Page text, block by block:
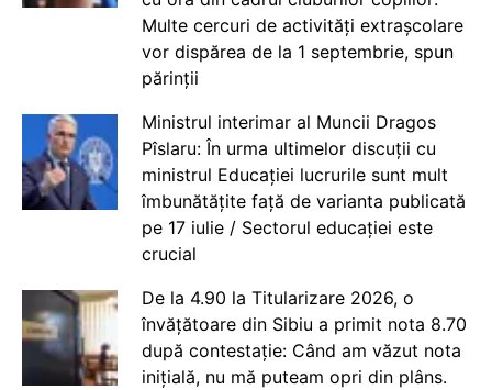
Multe cercuri de activități extrașcolare
vor dispărea de la 1 septembrie, spun
părinții
Ministrul interimar al Muncii Dragos
Pîslaru: În urma ultimelor discuții cu
ministrul Educației lucrurile sunt mult
îmbunătățite față de varianta publicată
pe 17 iulie / Sectorul educației este
crucial
De la 4.90 la Titularizare 2026, o
învățătoare din Sibiu a primit nota 8.70
după contestație: Când am văzut nota
inițială, nu mă puteam opri din plâns.